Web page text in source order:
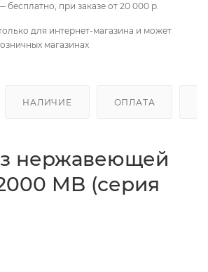
при заказе от 20 000 р.
для интернет-магазина и может
магазинах
НАЛИЧИЕ ОПЛАТА
нержавеющей
MB (серия